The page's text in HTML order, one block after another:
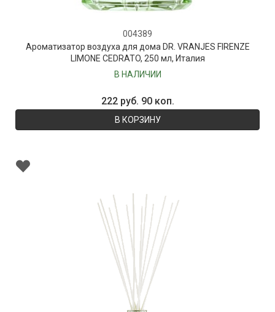
004389
Ароматизатор воздуха для дома DR. VRANJES FIRENZE
LIMONE CEDRATO, 250 мл, Италия
В НАЛИЧИИ
222 руб. 90 коп.
В КОРЗИНУ